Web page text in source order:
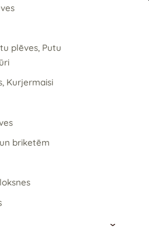
plēves, Putu
Kurjermaisi
briketēm
›